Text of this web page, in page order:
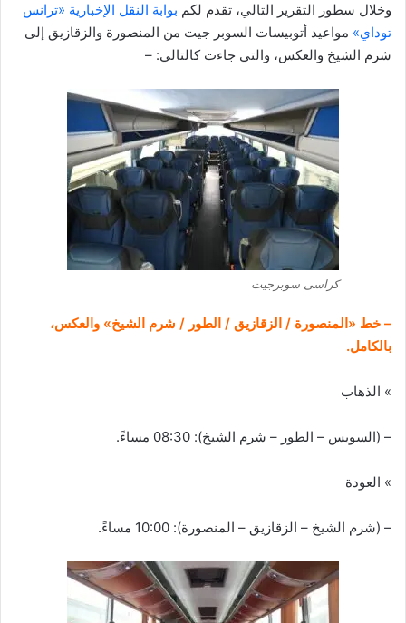
وخلال سطور التقرير التالي، تقدم لكم بوابة النقل الإخبارية «ترانس
توداي» مواعيد أتوبيسات السوبر جيت من المنصورة والزقازيق إلى
شرم الشيخ والعكس، والتي جاءت كالتالي: –
كراسى سوبرجيت
– خط «المنصورة / الزقازيق / الطور / شرم الشيخ» والعكس،
بالكامل.
» الذهاب
– (السويس – الطور – شرم الشيخ): 08:30 مساءً.
» العودة
– (شرم الشيخ – الزقازيق – المنصورة): 10:00 مساءً.